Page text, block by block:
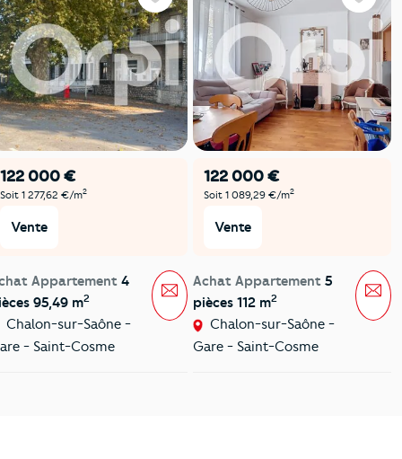
122 000 €
Soit 1 277,62 €/m2
Vente
Appartement 4
95,49 m2
Chalon-sur-Saône -
- Saint-Cosme
Favoris
Message
122 000 €
Soit 1 089,29 €/m2
Vente
Achat Appartement 5
pièces 112 m2
Chalon-sur-Saône -
Gare - Saint-Cosme
Favoris